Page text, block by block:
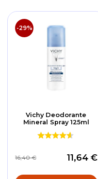
-29%
Vichy Deodorante
Mineral Spray 125ml
11,64 €
16,40 €